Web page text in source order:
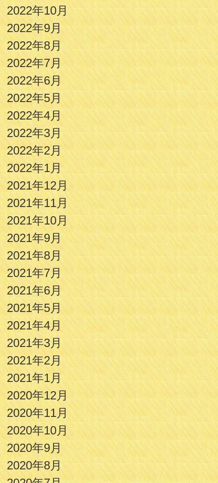
2022年10月
2022年9月
2022年8月
2022年7月
2022年6月
2022年5月
2022年4月
2022年3月
2022年2月
2022年1月
2021年12月
2021年11月
2021年10月
2021年9月
2021年8月
2021年7月
2021年6月
2021年5月
2021年4月
2021年3月
2021年2月
2021年1月
2020年12月
2020年11月
2020年10月
2020年9月
2020年8月